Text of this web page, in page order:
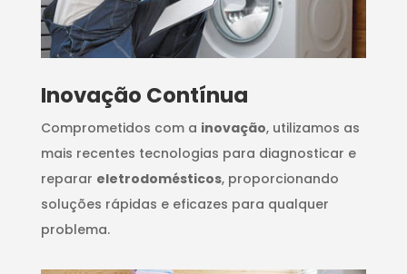
Inovação Contínua
Comprometidos com a inovação, utilizamos as
mais recentes tecnologias para diagnosticar e
reparar eletrodomésticos, proporcionando
soluções rápidas e eficazes para qualquer
problema.